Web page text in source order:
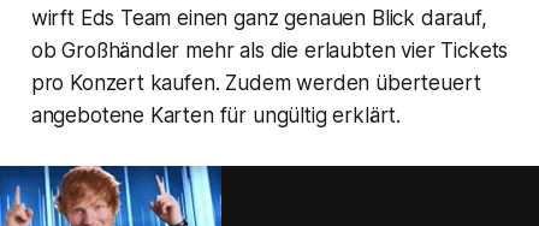
wirft Eds Team einen ganz genauen Blick darauf,
ob Großhändler mehr als die erlaubten vier Tickets
pro Konzert kaufen. Zudem werden überteuert
angebotene Karten für ungültig erklärt.